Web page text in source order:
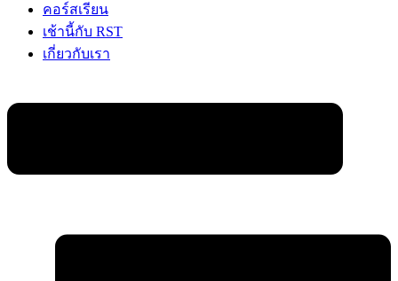
คอร์สเรียน
เช้านี้กับ RST
เกี่ยวกับเรา